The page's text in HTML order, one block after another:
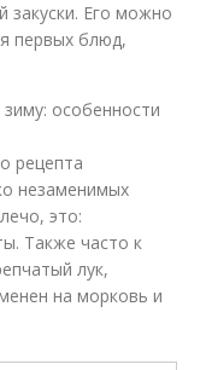
на томатном
соке
перцем
закуски. Его можно
первых блюд,
особенности
рецепта
незаменимых
это:
Также часто к
лук,
на морковь и